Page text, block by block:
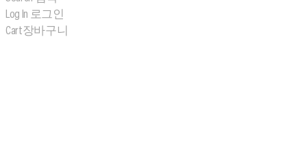
Log In 로그인
Cart장바구니